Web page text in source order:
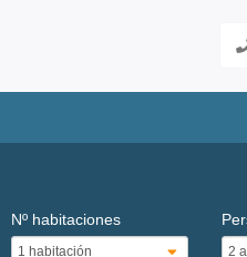
Nº habitaciones